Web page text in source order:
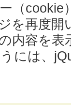
（cookie
を再度開
内容を
には、